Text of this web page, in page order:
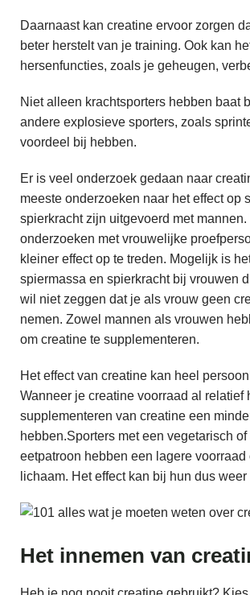
Daarnaast kan creatine ervoor zorgen
beter herstelt van je training. Ook kan
hersenfuncties, zoals je geheugen,
Niet alleen krachtsporters hebben baat
andere explosieve sporters, zoals
voordeel bij hebben.
Er is veel onderzoek gedaan naar
meeste onderzoeken naar het effect op
spierkracht zijn uitgevoerd met mannen.
onderzoeken met vrouwelijke
kleiner effect op te treden. Mogelijk is
spiermassa en spierkracht bij vrouwen
wil niet zeggen dat je als vrouw geen
nemen. Zowel mannen als vrouwen
om creatine te supplementeren.
Het effect van creatine kan heel
Wanneer je creatine voorraad al relatief
supplementeren van creatine een
hebben.Sporters met een vegetarisch
eetpatroon hebben een lagere voorraad
lichaam. Het effect kan bij hun dus
Het innemen van